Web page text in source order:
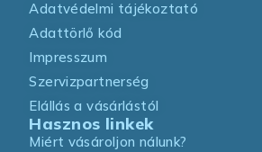
Adatvédelmi tájékoztató
Adattörlő kód
Impresszum
Szervizpartnerség
Elállás a vásárlástól
Hasznos linkek
Miért vásároljon nálunk?